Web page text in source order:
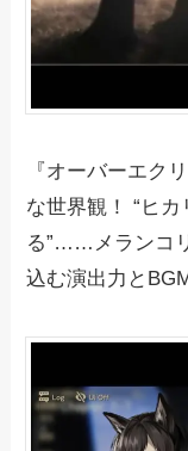
『オーバーエク
な世界観！ “ヒ
る”……メランコ
込む演出力と